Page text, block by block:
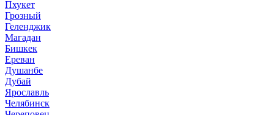
Пхукет
Грозный
Геленджик
Магадан
Бишкек
Ереван
Душанбе
Дубай
Ярославль
Челябинск